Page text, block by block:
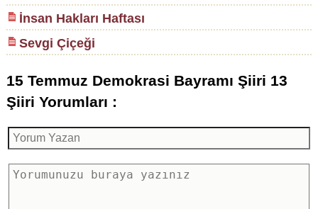
İnsan Hakları Haftası
Sevgi Çiçeği
15 Temmuz Demokrasi Bayramı Şiiri 13
Şiiri Yorumları :